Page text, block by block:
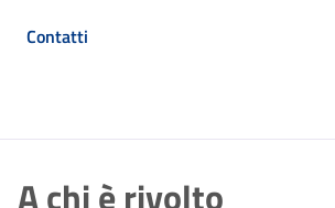
Contatti
A chi è rivolto